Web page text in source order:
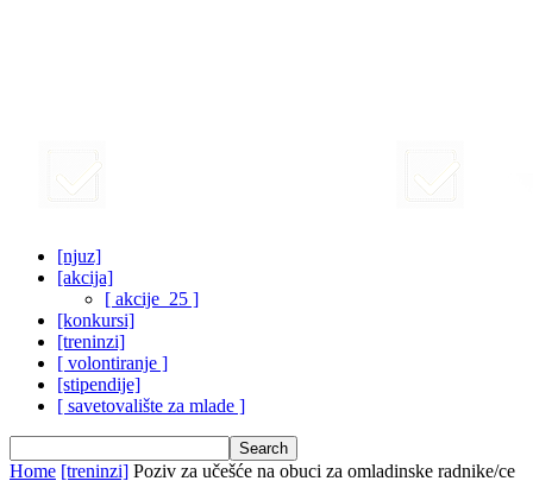
[njuz]
[akcija]
[ akcije_25 ]
[konkursi]
[treninzi]
[ volontiranje ]
[stipendije]
[ savetovalište za mlade ]
Home [treninzi] Poziv za učešće na obuci za omladinske radnike/ce